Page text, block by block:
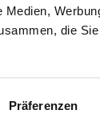
die
Präferenzen
zu wohnen,